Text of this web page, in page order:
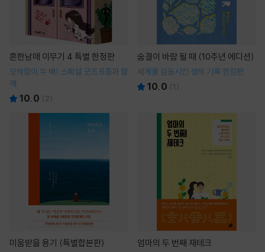
흔한남매 이무기 4 특별 한정판
오싹함이 두 배! 스페셜 굿즈 6종과 함
께
10.0 ( 2)
숨결이 바람 될 때 (10주년 에디션)
세계를 감동시킨 생의 기록 한정판
10.0 (1 )
미움받을 용기 (특별합본판) 엄마의 두 번째 재테크